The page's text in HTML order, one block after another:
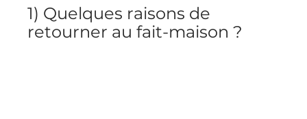
1) Quelques raisons de
retourner au fait-maison ?